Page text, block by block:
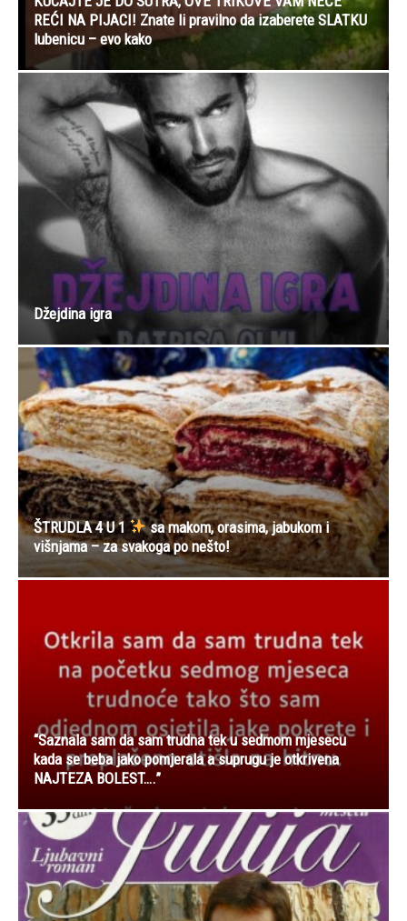
REĆI NA PIJACI! Znate li pravilno da izaberete SLATKU
lubenicu – evo kako
Džejdina igra
ŠTRUDLA 4 U 1
sa makom, orasima, jabukom i
višnjama – za svakoga po nešto!
“Saznala sam da sam trudna tek u sedmom mjesecu
kada se beba jako pomjerala a suprugu je otkrivena
NAJTEZA BOLEST….”